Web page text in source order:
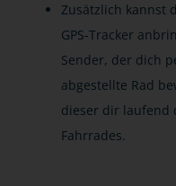
Zusätzlich kannst
GPS-Tracker
Sender, der dich
abgestellte Rad
dieser dir laufend
Fahrrades.